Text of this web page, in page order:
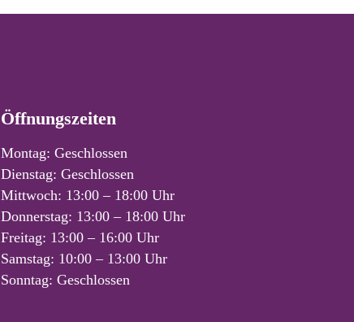
Öffnungszeiten
Montag: Geschlossen
Dienstag: Geschlossen
Mittwoch: 13:00 – 18:00 Uhr
Donnerstag: 13:00 – 18:00 Uhr
Freitag: 13:00 – 16:00 Uhr
Samstag: 10:00 – 13:00 Uhr
Sonntag: Geschlossen